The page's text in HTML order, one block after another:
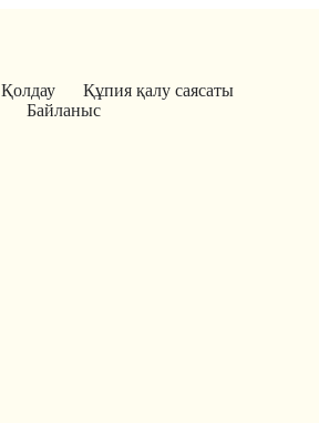
Қолдау
Құпия қалу саясаты
Байланыс